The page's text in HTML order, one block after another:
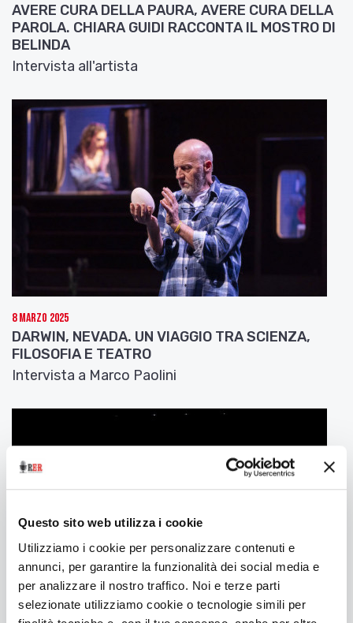
Questo sito web utilizza i cookie
Utilizziamo i cookie per personalizzare contenuti e
annunci, per garantire la funzionalità dei social media e
per analizzare il nostro traffico. Noi e terze parti
selezionate utilizziamo cookie o tecnologie simili per
AVERE CURA DELLA PAURA, AVERE CURA DELLA
PAROLA. CHIARA GUIDI RACCONTA IL MOSTRO DI
BELINDA
Intervista all'artista
8 Marzo 2025
DARWIN, NEVADA. UN VIAGGIO TRA SCIENZA,
FILOSOFIA E TEATRO
Intervista a Marco Paolini